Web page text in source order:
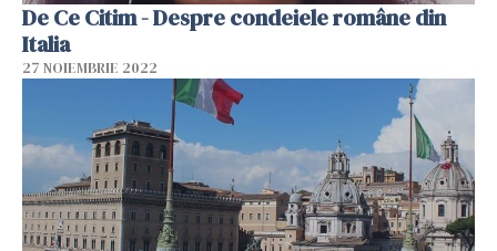
De Ce Citim - Despre condeiele române din
Italia
27 NOIEMBRIE 2022